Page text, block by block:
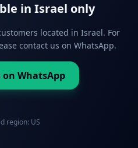
in Israel only
located in Israel. For
contact us on WhatsApp.
WhatsApp
region: US